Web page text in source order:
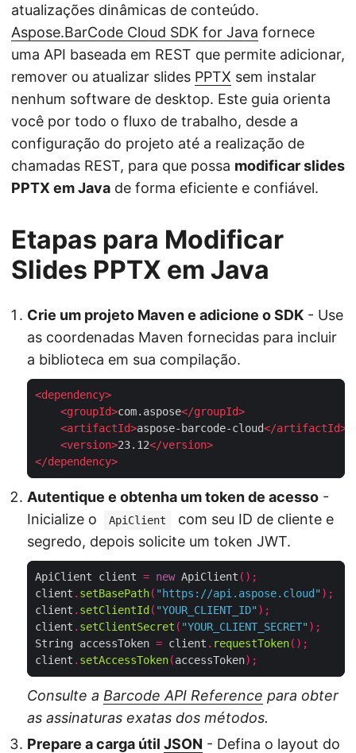
atualizações dinâmicas de conteúdo.
Aspose.BarCode Cloud SDK for Java fornece
uma API baseada em REST que permite adicionar,
remover ou atualizar slides PPTX sem instalar
nenhum software de desktop. Este guia orienta
você por todo o fluxo de trabalho, desde a
configuração do projeto até a realização de
chamadas REST, para que possa modificar slides
PPTX em Java de forma eficiente e confiável.
Etapas para Modificar
Slides PPTX em Java
Crie um projeto Maven e adicione o SDK - Use
as coordenadas Maven fornecidas para incluir
a biblioteca em sua compilação.
<dependency>
<groupId>com.aspose</groupId>
<artifactId>aspose-barcode-cloud</artifactId>
<version>23.12</version>
</dependency>
Autentique e obtenha um token de acesso -
Inicialize o
ApiClient
com seu ID de cliente e
segredo, depois solicite um token JWT.
ApiClient client = new ApiClient ();
client . setBasePath( "https://api.aspose.cloud" );
client . setClientId ( "YOUR_CLIENT_ID" );
client . setClientSecret ( "YOUR_CLIENT_SECRET" );
String accessToken = client . requestToken();
client . setAccessToken(accessToken);
Consulte a Barcode API Reference para obter
as assinaturas exatas dos métodos.
Prepare a carga útil JSON - Defina o layout do